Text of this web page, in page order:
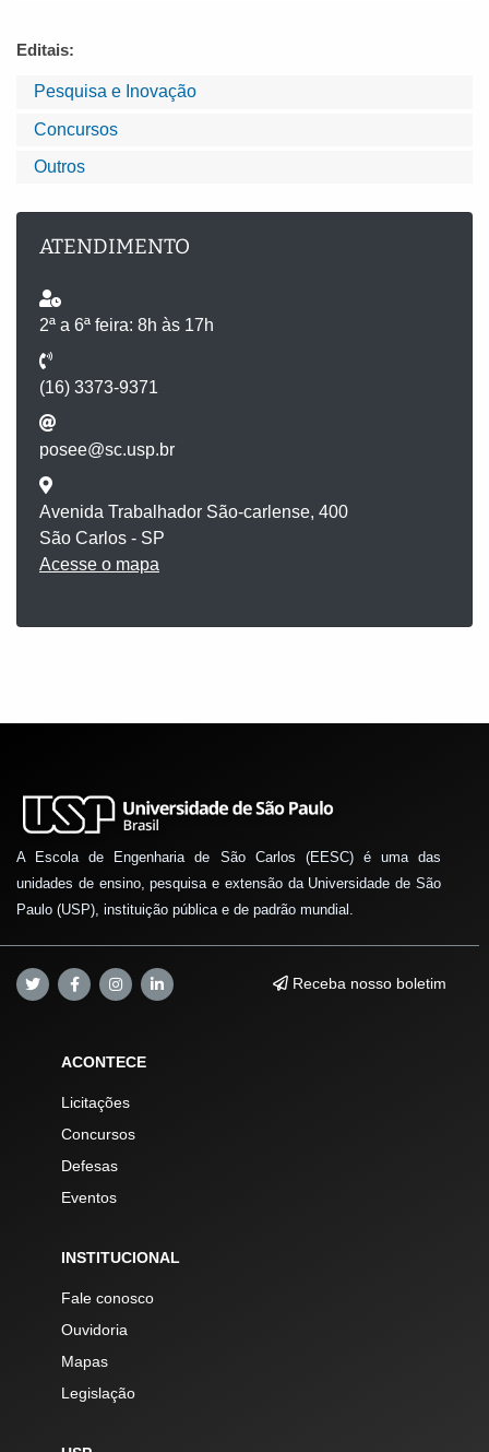
Editais:
Pesquisa e Inovação
Concursos
Outros
ATENDIMENTO
2ª a 6ª feira: 8h às 17h
(16) 3373-9371
posee@sc.usp.br
Avenida Trabalhador São-carlense, 400
São Carlos - SP
Acesse o mapa
A Escola de Engenharia de São Carlos (EESC) é uma das
unidades de ensino, pesquisa e extensão da Universidade de São
Paulo (USP), instituição pública e de padrão mundial.
Receba nosso boletim
ACONTECE
Licitações
Concursos
Defesas
Eventos
INSTITUCIONAL
Fale conosco
Ouvidoria
Mapas
Legislação